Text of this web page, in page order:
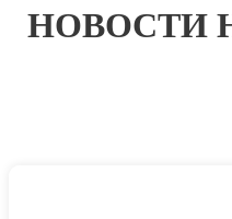
НОВОСТИ